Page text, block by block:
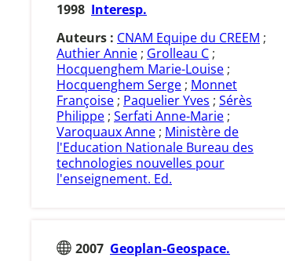
1998 Interesp.
Auteurs : CNAM Equipe du CREEM ;
Authier Annie; Grolleau C;
Hocquenghem Marie-Louise;
Hocquenghem Serge; Monnet
Françoise; Paquelier Yves ; Sérès
Philippe; Serfati Anne-Marie;
Varoquaux Anne; Ministère de
l'Education Nationale Bureau des
technologies nouvelles pour
l'enseignement. Ed.
2007 Geoplan-Geospace.